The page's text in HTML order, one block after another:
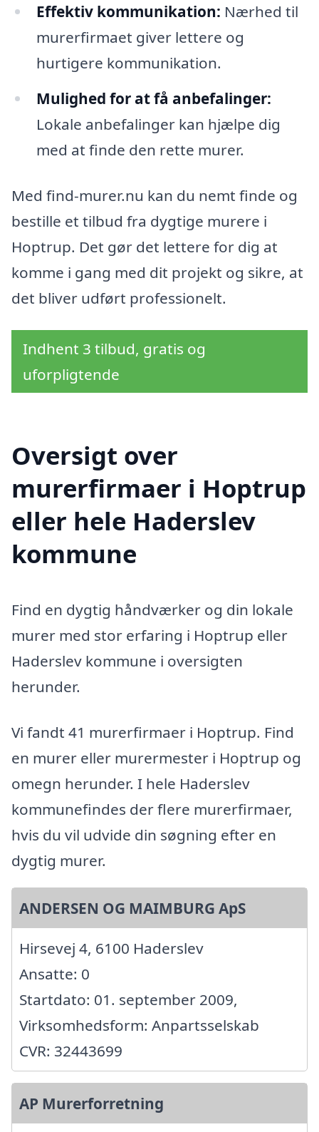
Effektiv kommunikation: Nærhed til
murerfirmaet giver lettere og
hurtigere kommunikation.
Mulighed for at få anbefalinger:
Lokale anbefalinger kan hjælpe dig
med at finde den rette murer.
Med find-murer.nu kan du nemt finde og
bestille et tilbud fra dygtige murere i
Hoptrup. Det gør det lettere for dig at
komme i gang med dit projekt og sikre, at
det bliver udført professionelt.
Indhent 3 tilbud, gratis og
uforpligtende
Oversigt over
murerfirmaer i Hoptrup
eller hele Haderslev
kommune
Find en dygtig håndværker og din lokale
murer med stor erfaring i Hoptrup eller
Haderslev kommune i oversigten
herunder.
Vi fandt 41 murerfirmaer i Hoptrup. Find
en murer eller murermester i Hoptrup og
omegn herunder. I hele Haderslev
kommunefindes der flere murerfirmaer,
hvis du vil udvide din søgning efter en
dygtig murer.
ANDERSEN OG MAIMBURG ApS
Hirsevej 4, 6100 Haderslev
Ansatte: 0
Startdato: 01. september 2009,
Virksomhedsform: Anpartsselskab
CVR: 32443699
AP Murerforretning